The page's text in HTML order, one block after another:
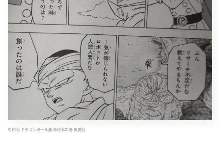
引用元 ドラゴンボール超 単行本21巻 集英社